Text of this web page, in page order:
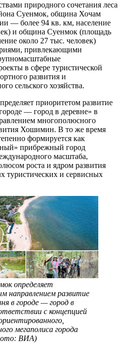
природного сочетания леса
Суенмок, община Хочам
— более 94 кв. км, население
и община Суенмок (площадь
около 27 тыс. человек)
привлекающими
в сфере туристической
развития и
сельского хозяйства.
приоритетом развитие
— город в деревне» в
многополюсного
Хошимин. В то же время
формируется как
прибрежный город
масштаба,
роста и ядром развития
туристических и сервисных
определяет
направлением развитие
в городе — город в
с концепцией
мегаполиса города
ВИА)